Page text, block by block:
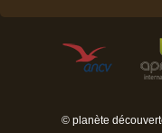
© planète